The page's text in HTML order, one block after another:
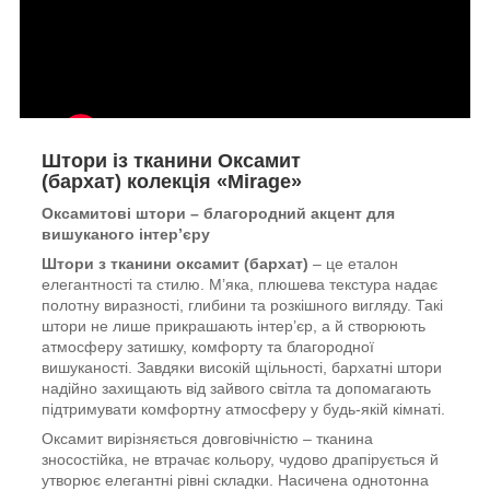
Штори із тканини Оксамит
(бархат) колекція «Mirage»
Оксамитові штори – благородний акцент для
вишуканого інтер’єру
Штори з тканини оксамит (бархат) – це еталон
елегантності та стилю. М’яка, плюшева текстура надає
полотну виразності, глибини та розкішного вигляду. Такі
штори не лише прикрашають інтер’єр, а й створюють
атмосферу затишку, комфорту та благородної
вишуканості. Завдяки високій щільності, бархатні штори
надійно захищають від зайвого світла та допомагають
підтримувати комфортну атмосферу у будь-якій кімнаті.
Оксамит вирізняється довговічністю – тканина
зносостійка, не втрачає кольору, чудово драпірується й
утворює елегантні рівні складки. Насичена однотонна